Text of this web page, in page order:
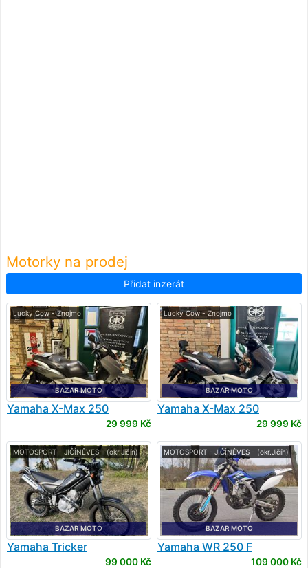
Motorky na prodej
Přidat inzerát
Lucky Cow - Znojmo
BAZAR MOTO
Yamaha X-Max 250
29 999 Kč
Lucky Cow - Znojmo
BAZAR MOTO
Yamaha X-Max 250
29 999 Kč
MOTOSPORT - JIČÍNĚVES - (okr.Jičín)
BAZAR MOTO
Yamaha Tricker
99 000 Kč
MOTOSPORT - JIČÍNĚVES - (okr.Jičín)
BAZAR MOTO
Yamaha WR 250 F
109 000 Kč